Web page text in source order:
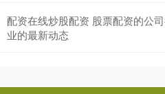
配资在线炒股配资 股票配资的公
业的最新动态